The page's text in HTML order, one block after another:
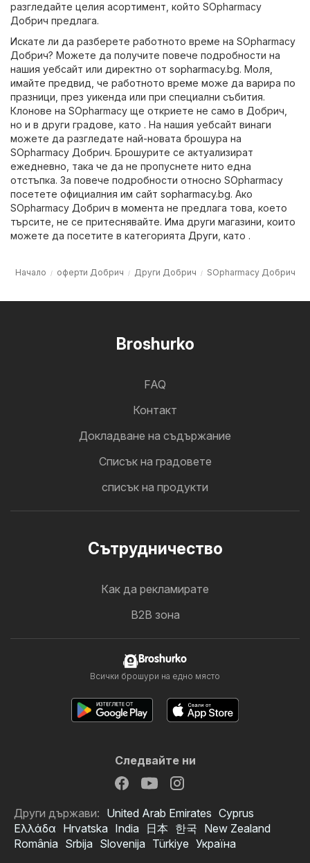
разгледайте целия асортимент, който SOpharmacy
Добрич предлага.
Искате ли да разберете работното време на SOpharmacy
Добрич? Можете да получите повече подробности на
нашия уебсайт или директно от sopharmacy.bg. Моля,
имайте предвид, че работното време може да варира по
празници, през уикенда или при специални събития.
Клонове на SOpharmacy ще откриете не само в Добрич,
но и в други градове, като . На нашия уебсайт винаги
можете да разгледате най-новата брошура на
SOpharmacy Добрич. Брошурите се актуализират
ежедневно, така че да не пропуснете нито една
отстъпка. За повече подробности относно SOpharmacy
посетете официалния им сайт sopharmacy.bg. Ако
SOpharmacy Добрич в момента не предлага това, което
търсите, не се притеснявайте. Има други магазини, които
можете да посетите в категорията Други , като .
Начало оферти Добрич Други Добрич SOpharmacy Добрич
Broshurko
FAQ
Контакт
Докладване на съдържание
Cписък на градовете
списък на продукти
Cътрудничество
Как да рекламирате
B2B зона
Broshurko
Всички брошури на едно място
Следвайте ни
Други държави: United Arab Emirates Cyprus
Ελλάδα Hrvatska India 日本 한국 New Zealand
România Srbija Slovenija Türkiye Україна